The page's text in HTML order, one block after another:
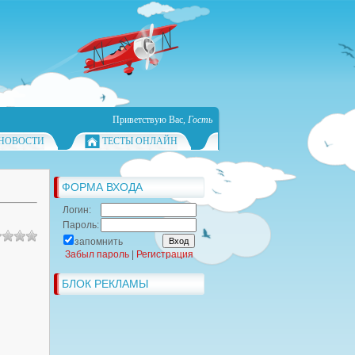
Приветствую Вас, Гость
ТЕСТЫ ОНЛАЙН
ФОРМА ВХОДА
Логин:
Пароль:
запомнить
Забыл пароль
Регистрация
БЛОК РЕКЛАМЫ